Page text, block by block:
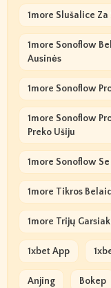
1more Slušalice
1more Sonoflow
Ausinės
1more Sonoflow
1more Sonoflow
Preko Ušiju
1more Sonoflow
1more Tikros
1more Trijų
1xbet App
Anjing Bokep